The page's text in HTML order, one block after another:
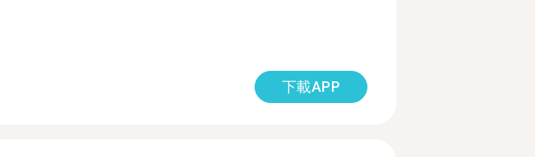
下載APP